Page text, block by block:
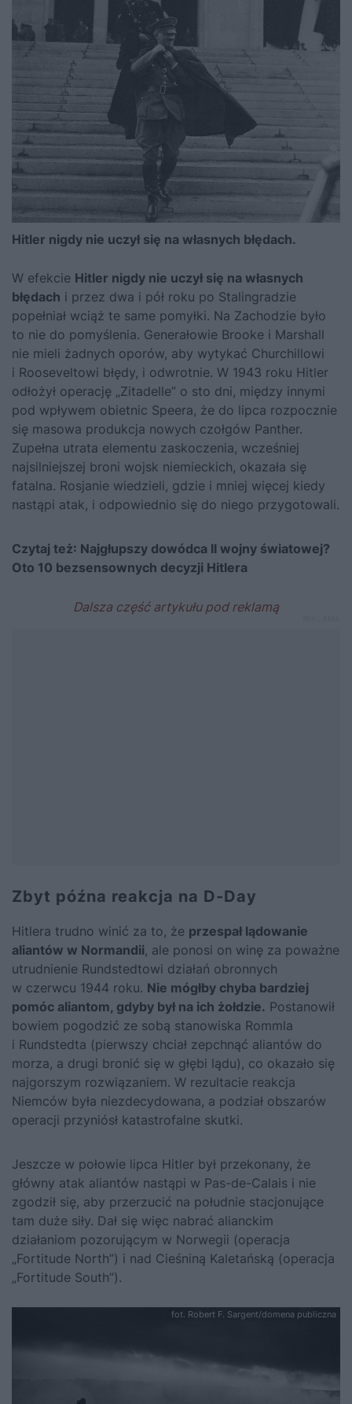
Hitler nigdy nie uczył się na własnych błędach.
W efekcie Hitler nigdy nie uczył się na własnych
błędach i przez dwa i pół roku po Stalingradzie
popełniał wciąż te same pomyłki. Na Zachodzie było
to nie do pomyślenia. Generałowie Brooke i Marshall
nie mieli żadnych oporów, aby wytykać Churchillowi
i Rooseveltowi błędy, i odwrotnie. W 1943 roku Hitler
odłożył operację „Zitadelle” o sto dni, między innymi
pod wpływem obietnic Speera, że do lipca rozpocznie
się masowa produkcja nowych czołgów Panther.
Zupełna utrata elementu zaskoczenia, wcześniej
najsilniejszej broni wojsk niemieckich, okazała się
fatalna. Rosjanie wiedzieli, gdzie i mniej więcej kiedy
nastąpi atak, i odpowiednio się do niego przygotowali.
Czytaj też: Najgłupszy dowódca II wojny światowej?
Oto 10 bezsensownych decyzji Hitlera
Zbyt późna reakcja na D-Day
Hitlera trudno winić za to, że przespał lądowanie
aliantów w Normandii, ale ponosi on winę za poważne
utrudnienie Rundstedtowi działań obronnych
w czerwcu 1944 roku. Nie mógłby chyba bardziej
pomóc aliantom, gdyby był na ich żołdzie. Postanowił
bowiem pogodzić ze sobą stanowiska Rommla
i Rundstedta (pierwszy chciał zepchnąć aliantów do
morza, a drugi bronić się w głębi lądu), co okazało się
najgorszym rozwiązaniem. W rezultacie reakcja
Niemców była niezdecydowana, a podział obszarów
operacji przyniósł katastrofalne skutki.
Jeszcze w połowie lipca Hitler był przekonany, że
główny atak aliantów nastąpi w Pas-de-Calais i nie
zgodził się, aby przerzucić na południe stacjonujące
tam duże siły. Dał się więc nabrać alianckim
działaniom pozorującym w Norwegii (operacja
„Fortitude North”) i nad Cieśniną Kaletańską (operacja
„Fortitude South”).
fot. Robert F. Sargent/domena publiczna